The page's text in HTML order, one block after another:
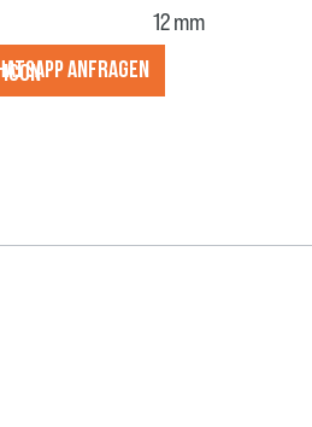
12 mm
anfragеn